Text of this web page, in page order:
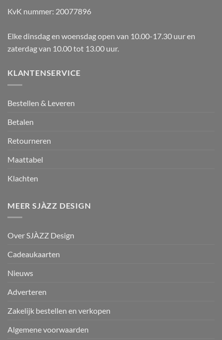
KvK nummer: 20077896
Elke dinsdag en woensdag open van 10.00-17.30 uur en
zaterdag van 10.00 tot 13.00 uur.
KLANTENSERVICE
Bestellen & Leveren
Betalen
Retourneren
Maattabel
Klachten
MEER SJÀZZ DESIGN
Over SJÀZZ Design
Cadeaukaarten
Nieuws
Adverteren
Zakelijk bestellen en verkopen
Algemene voorwaarden